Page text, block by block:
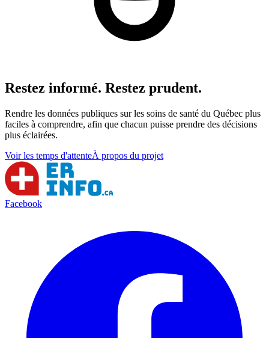
Restez informé. Restez prudent.
Rendre les données publiques sur les soins de santé du Québec plus
faciles à comprendre, afin que chacun puisse prendre des décisions
plus éclairées.
Voir les temps d'attenteÀ propos du projet
Facebook